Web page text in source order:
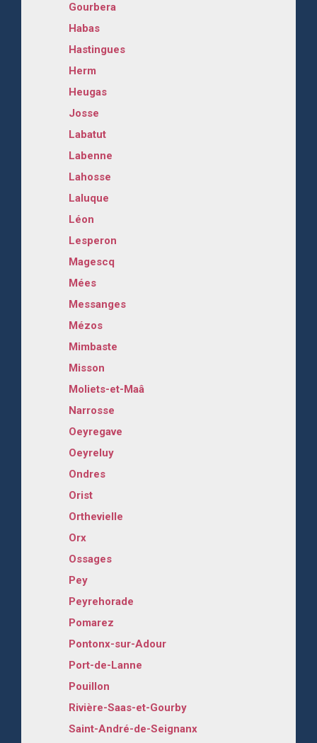
Gourbera
Habas
Hastingues
Herm
Heugas
Josse
Labatut
Labenne
Lahosse
Laluque
Léon
Lesperon
Magescq
Mées
Messanges
Mézos
Mimbaste
Misson
Moliets-et-Maâ
Narrosse
Oeyregave
Oeyreluy
Ondres
Orist
Orthevielle
Orx
Ossages
Pey
Peyrehorade
Pomarez
Pontonx-sur-Adour
Port-de-Lanne
Pouillon
Rivière-Saas-et-Gourby
Saint-André-de-Seignanx